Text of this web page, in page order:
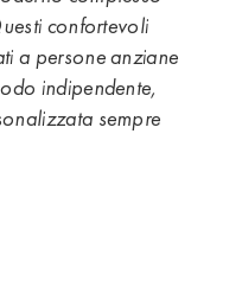
confortevoli
a persone anziane
indipendente,
sempre